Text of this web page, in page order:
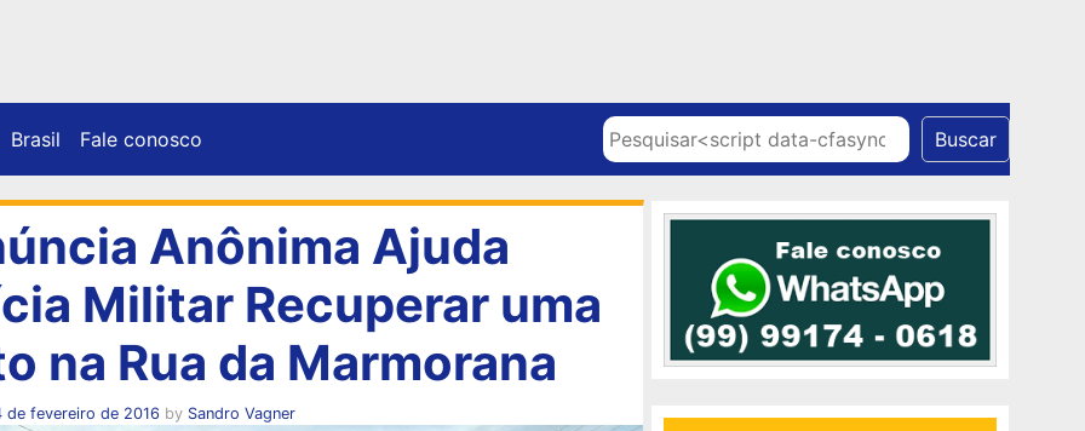
Brasil Fale conosco Pesquisar Buscar
Anônima Ajuda
Militar Recuperar uma
na Rua da Marmorana
de fevereiro de 2016 by Sandro Vagner